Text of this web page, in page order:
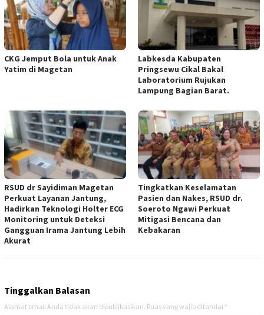
CKG Jemput Bola untuk Anak
Yatim di Magetan
Labkesda Kabupaten
Pringsewu Cikal Bakal
Laboratorium Rujukan
Lampung Bagian Barat.
RSUD dr Sayidiman Magetan
Perkuat Layanan Jantung,
Hadirkan Teknologi Holter ECG
Monitoring untuk Deteksi
Gangguan Irama Jantung Lebih
Akurat
Tingkatkan Keselamatan
Pasien dan Nakes, RSUD dr.
Soeroto Ngawi Perkuat
Mitigasi Bencana dan
Kebakaran
Tinggalkan Balasan
Alamat email Anda tidak akan dipublikasikan. Ruas yang wajib ditandai *